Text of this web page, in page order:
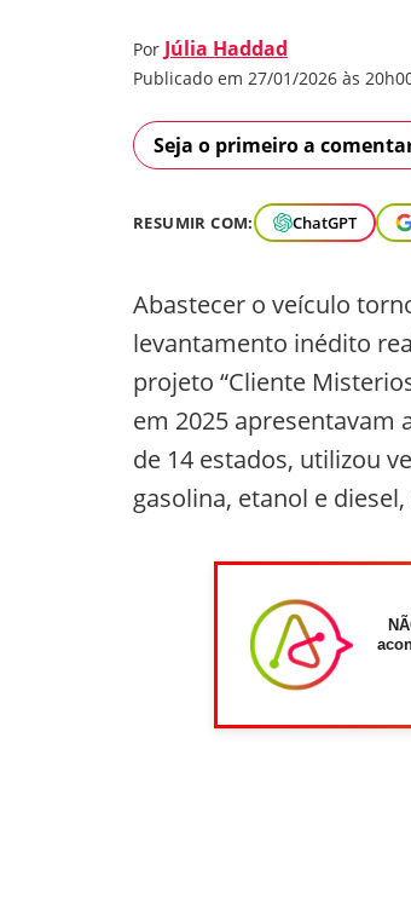
Por Júlia Haddad
Publicado em 27/01/2026 às
Seja o primeiro a
RESUMIR COM: ChatGPT
Abastecer o veículo
levantamento inédito
projeto “Cliente
em 2025 apresentavam
de 14 estados, utilizou
gasolina, etanol e